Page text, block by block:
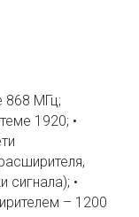
868 МГц;
1920; •
сигнала); •
– 1200